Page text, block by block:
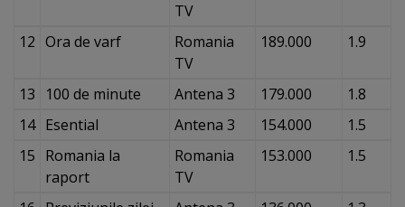
TV
12 Ora de varf
Romania
TV
189.000 1.9
13 100 de minute Antena 3 179.000
1.8
14 Esential Antena 3 154.000
1.5
15 Romania la
raport
Romania
TV
153.000 1.5